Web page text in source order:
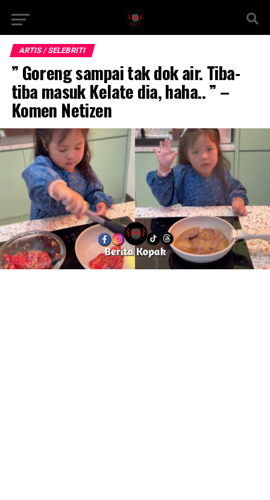
ARTIS / SELEBRITI
” Goreng sampai tak dok air. Tiba-
tiba masuk Kelate dia, haha.. ” –
Komen Netizen